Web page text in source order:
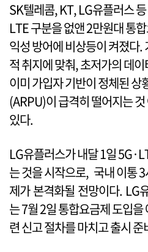
SK텔레콤, KT, LG유플러스
LTE 구분을 없앤 2만원대 통
익성 방어에 비상등이 켜졌다
적 취지에 맞춰, 초저가의 데
이미 가입자 기반이 정체된
(ARPU)이 급격히 떨어지는
있다.
LG유플러스가 내달 1일
는 것을 시작으로, 국내 이통
제가 본격화될 전망이다. LG
는 7월 2일 통합요금제 도입
련 신고 절차를 마치고 출시